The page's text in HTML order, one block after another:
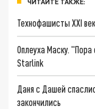
Технофашисты XXI
Оплеуха Маску.
Starlink
Даня с Дашей
закончились